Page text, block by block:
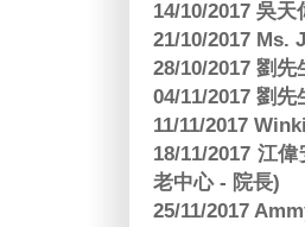
14/10/2017 吳
21/10/2017 Ms.
28/10/2017 劉
04/11/2017 劉
11/11/2017
18/11/2017 江
老中心 - 院長)
25/11/2017